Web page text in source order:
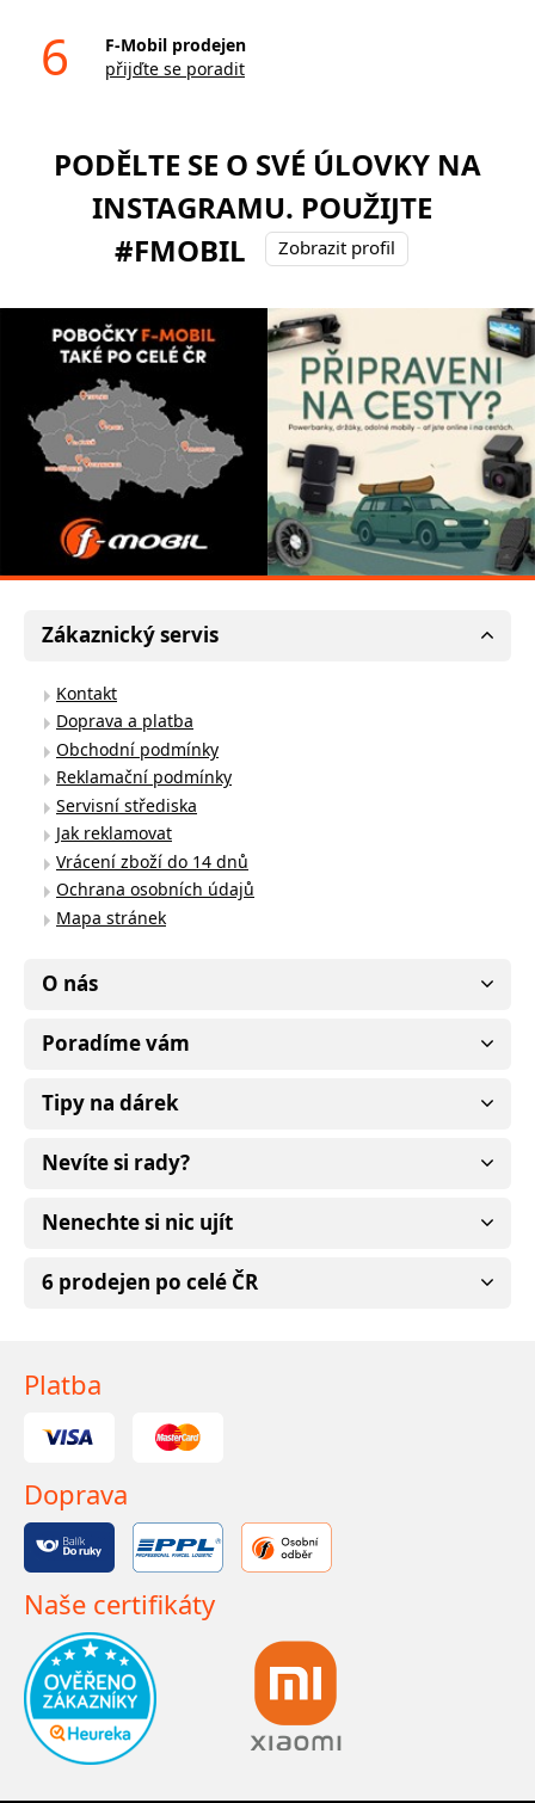
6
F-Mobil prodejen
přijďte se poradit
PODĚLTE SE O SVÉ ÚLOVKY NA
INSTAGRAMU. POUŽIJTE
#FMOBIL
Zobrazit profil
Zákaznický servis
Kontakt
Doprava a platba
Obchodní podmínky
Reklamační podmínky
Servisní střediska
Jak reklamovat
Vrácení zboží do 14 dnů
Ochrana osobních údajů
Mapa stránek
O nás
Poradíme vám
Tipy na dárek
Nevíte si rady?
Nenechte si nic ujít
6 prodejen po celé ČR
Platba
Doprava
Naše certifikáty